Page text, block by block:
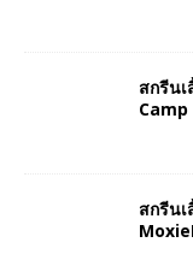
สกรีน
Camp
สกรีนเ